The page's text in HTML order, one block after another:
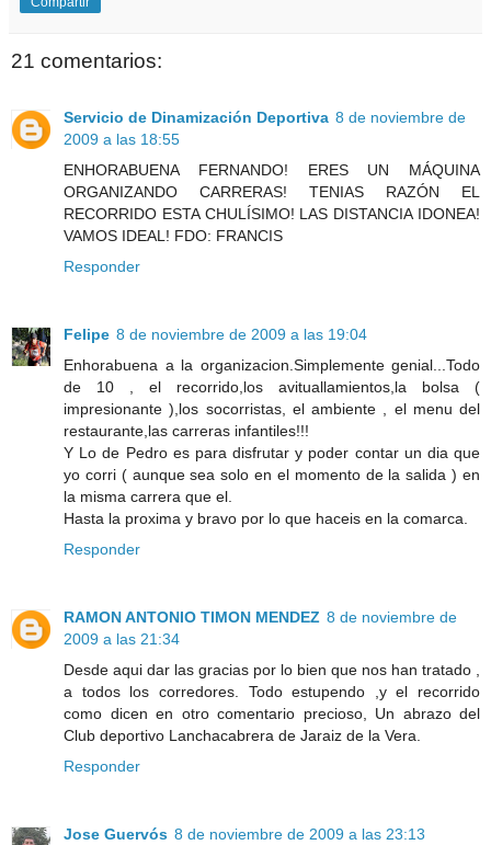
21 comentarios:
Servicio de Dinamización Deportiva 8 de noviembre de
2009 a las 18:55
ENHORABUENA FERNANDO! ERES UN MÁQUINA
ORGANIZANDO CARRERAS! TENIAS RAZÓN EL
RECORRIDO ESTA CHULÍSIMO! LAS DISTANCIA IDONEA!
VAMOS IDEAL! FDO: FRANCIS
Responder
Felipe 8 de noviembre de 2009 a las 19:04
Enhorabuena a la organizacion.Simplemente genial...Todo
de 10 , el recorrido,los avituallamientos,la bolsa (
impresionante ),los socorristas, el ambiente , el menu del
restaurante,las carreras infantiles!!!
Y Lo de Pedro es para disfrutar y poder contar un dia que
yo corri ( aunque sea solo en el momento de la salida ) en
la misma carrera que el.
Hasta la proxima y bravo por lo que haceis en la comarca.
Responder
RAMON ANTONIO TIMON MENDEZ 8 de noviembre de
2009 a las 21:34
Desde aqui dar las gracias por lo bien que nos han tratado ,
a todos los corredores. Todo estupendo ,y el recorrido
como dicen en otro comentario precioso, Un abrazo del
Club deportivo Lanchacabrera de Jaraiz de la Vera.
Responder
Jose Guervós 8 de noviembre de 2009 a las 23:13